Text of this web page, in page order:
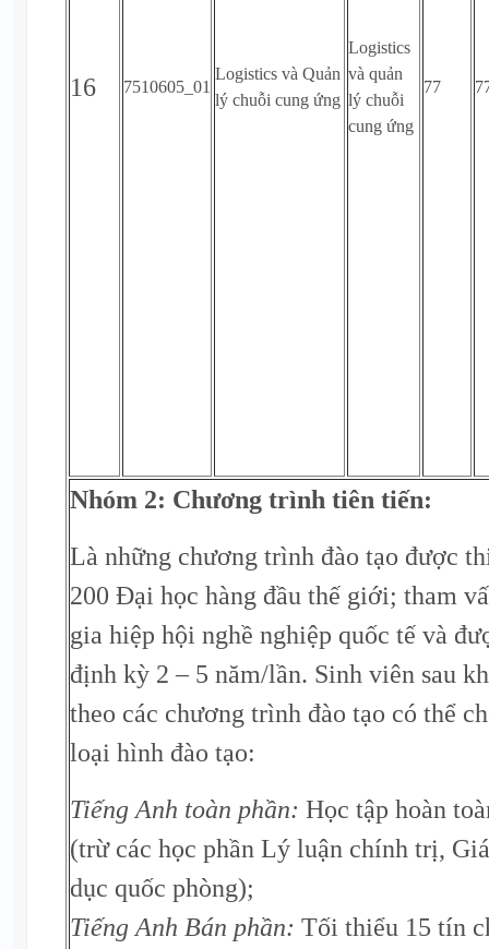
16 7510605_01
Logistics và Quản
lý chuỗi cung ứng
Logistics
và quản
lý chuỗi
cung ứng
77
Nhóm 2: Chương trình tiên tiến:
Là những chương trình đào tạo được
200 Đại học hàng đầu thế giới; tham
gia hiệp hội nghề nghiệp quốc tế và
định kỳ 2 – 5 năm/lần. Sinh viên sau
theo các chương trình đào tạo có thể
loại hình đào tạo:
Tiếng Anh toàn phần: Học tập hoàn
(trừ các học phần Lý luận chính trị,
dục quốc phòng);
Tiếng Anh Bán phần: Tối thiểu 15 tín